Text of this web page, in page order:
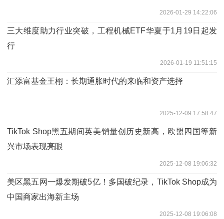
2026-01-29 14:22:06
三大维度助力行业突破，工程机械ETF华夏于1月19日起发
行
2026-01-19 11:51:15
汇添富基金王栩：长期通胀时代的来临和资产选择
2025-12-09 17:58:47
TikTok Shop黑五期间英美销量创历史新高，欧盟四国等新
兴市场表现亮眼
2025-12-08 19:06:32
美区黑五网一爆发期破5亿！多国破纪录，TikTok Shop成为
中国商家出海新主场
2025-12-08 19:06:08